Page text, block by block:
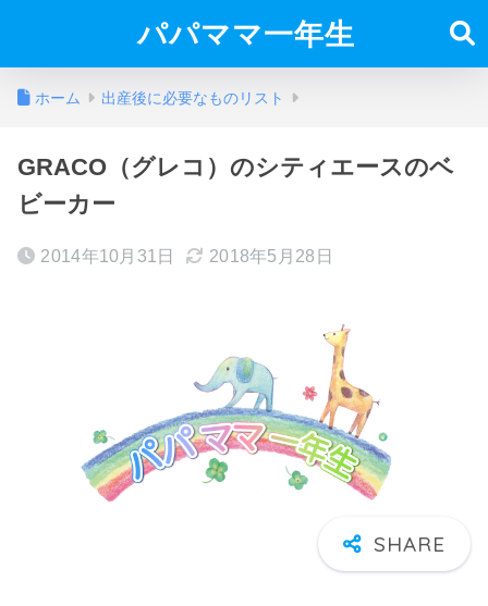
パパママ一年生
ホーム 出産後に必要なものリスト
GRACO（グレコ）のシティエースのベ
ビーカー
2014年10月31日 2018年5月28日